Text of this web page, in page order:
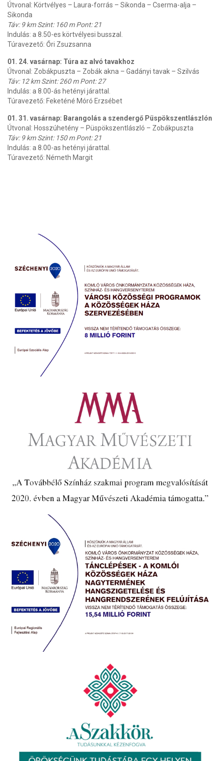
Útvonal: Körtvélyes – Laura-forrás – Sikonda – Cserma-alja –
Sikonda
Táv: 9 km Szint: 160 m Pont: 21
Indulás: a 8.50-es körtvélyesi busszal.
Túravezető: Őri Zsuzsanna
01. 24. vasárnap: Túra az alvó tavakhoz
Útvonal: Zobákpuszta – Zobák akna – Gadányi tavak – Szilvás
Táv: 12 km Szint: 260 m Pont: 27
Indulás: a 8.00-ás hetényi járattal.
Túravezető: Feketéné Móró Erzsébet
01. 31. vasárnap: Barangolás a szendergő Püspökszentlászlón
Útvonal: Hosszúhetény – Püspökszentlászló – Zobákpuszta
Táv: 9 km Szint: 150 m Pont: 21
Indulás: a 8.00-as hetényi járattal.
Túravezető: Németh Margit